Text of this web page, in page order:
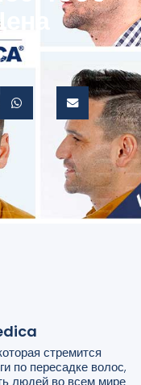
стремится
по пересадке волос,
людей во всем мире